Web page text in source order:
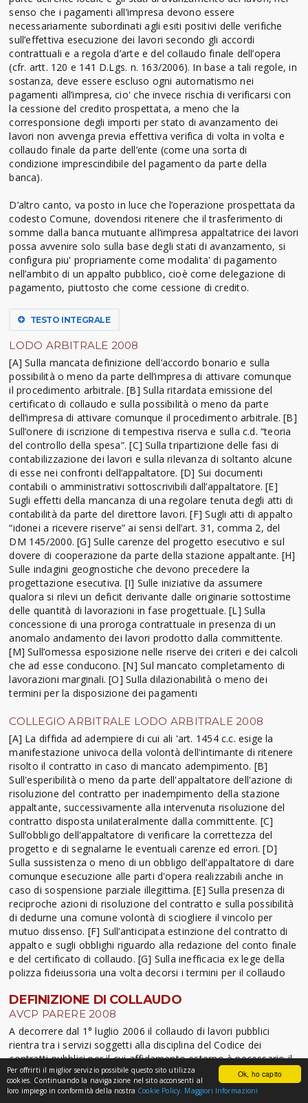
Ok, ho capito
Per offrirti il miglior servizio possibile questo sito utilizza
cookies. Continuando la navigazione nel sito acconsenti al
loro impiego in conformità della nostra Cookie Policy. Maggiori Informazioni
senso che i pagamenti all’impresa devono essere
necessariamente subordinati agli esiti positivi delle verifiche
sull’effettiva esecuzione dei lavori secondo gli accordi
contrattuali e a regola d’arte e del collaudo finale dell’opera
(cfr. artt. 120 e 141 D.Lgs. n. 163/2006). In base a tali regole, in
sostanza, deve essere escluso ogni automatismo nei
pagamenti all’impresa, cio' che invece rischia di verificarsi con
la cessione del credito prospettata, a meno che la
corresponsione degli importi per stato di avanzamento dei
lavori non avvenga previa effettiva verifica di volta in volta e
collaudo finale da parte dell’ente (come una sorta di
condizione imprescindibile del pagamento da parte della
banca).
D’altro canto, va posto in luce che l’operazione prospettata da
codesto Comune, dovendosi ritenere che il trasferimento di
somme dalla banca mutuante all’impresa appaltatrice dei lavori
possa avvenire solo sulla base degli stati di avanzamento, si
configura piu' propriamente come modalita' di pagamento
nell’ambito di un appalto pubblico, cioè come delegazione di
pagamento, piuttosto che come cessione di credito.
TESTO INTEGRALE
LODO ARBITRALE 2008
[A] Sulla mancata definizione dell’accordo bonario e sulla
possibilità o meno da parte dell’impresa di attivare comunque
il procedimento arbitrale. [B] Sulla ritardata emissione del
certificato di collaudo e sulla possibilità o meno da parte
dell’impresa di attivare comunque il procedimento arbitrale. [B]
Sull’onere di iscrizione di tempestiva riserva e sulla c.d. “teoria
del controllo della spesa”. [C] Sulla tripartizione delle fasi di
contabilizzazione dei lavori e sulla rilevanza di soltanto alcune
di esse nei confronti dell’appaltatore. [D] Sui documenti
contabili o amministrativi sottoscrivibili dall’appaltatore. [E]
Sugli effetti della mancanza di una regolare tenuta degli atti di
contabilità da parte del direttore lavori. [F] Sugli atti di appalto
“idonei a ricevere riserve” ai sensi dell’art. 31, comma 2, del
DM 145/2000. [G] Sulle carenze del progetto esecutivo e sul
dovere di cooperazione da parte della stazione appaltante. [H]
Sulle indagini geognostiche che devono precedere la
progettazione esecutiva. [I] Sulle iniziative da assumere
qualora si rilevi un deficit derivante dalle originarie sottostime
delle quantità di lavorazioni in fase progettuale. [L] Sulla
concessione di una proroga contrattuale in presenza di un
anomalo andamento dei lavori prodotto dalla committente.
[M] Sull’omessa esposizione nelle riserve dei criteri e dei calcoli
che ad esse conducono. [N] Sul mancato completamento di
lavorazioni marginali. [O] Sulla dilazionabilità o meno dei
termini per la disposizione dei pagamenti
COLLEGIO ARBITRALE LODO ARBITRALE 2008
[A] La diffida ad adempiere di cui ali 'art. 1454 c.c. esige la
manifestazione univoca della volontà dell'intimante di ritenere
risolto il contratto in caso di mancato adempimento. [B]
Sull'esperibilità o meno da parte dell'appaltatore dell'azione di
risoluzione del contratto per inadempimento della stazione
appaltante, successivamente alla intervenuta risoluzione del
contratto disposta unilateralmente dalla committente. [C]
Sull’obbligo dell'appaltatore di verificare la correttezza del
progetto e di segnalarne le eventuali carenze ed errori. [D]
Sulla sussistenza o meno di un obbligo dell’appaltatore di dare
comunque esecuzione alle parti d'opera realizzabili anche in
caso di sospensione parziale illegittima. [E] Sulla presenza di
reciproche azioni di risoluzione del contratto e sulla possibilità
di dedurne una comune volontà di sciogliere il vincolo per
mutuo dissenso. [F] Sull’anticipata estinzione del contratto di
appalto e sugli obblighi riguardo alla redazione del conto finale
e del certificato di collaudo. [G] Sulla inefficacia ex lege della
polizza fideiussoria una volta decorsi i termini per il collaudo
DEFINIZIONE DI COLLAUDO
AVCP PARERE 2008
A decorrere dal 1° luglio 2006 il collaudo di lavori pubblici
rientra tra i servizi soggetti alla disciplina del Codice dei
contratti pubblici per il cui affidamento esterno è necessario il
ricorso alle procedure di evidenza pubblica, in quanto i “servizi
di collaudo e di verifica di edifici” ricadono nella categoria 12
dell’allegato IIA del Codice dei contratti e che i servizi ivi